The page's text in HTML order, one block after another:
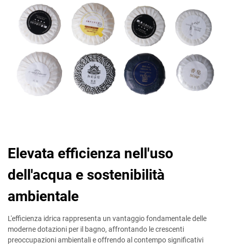
Elevata efficienza nell'uso
dell'acqua e sostenibilità
ambientale
L'efficienza idrica rappresenta un vantaggio fondamentale delle
moderne dotazioni per il bagno, affrontando le crescenti
preoccupazioni ambientali e offrendo al contempo significativi